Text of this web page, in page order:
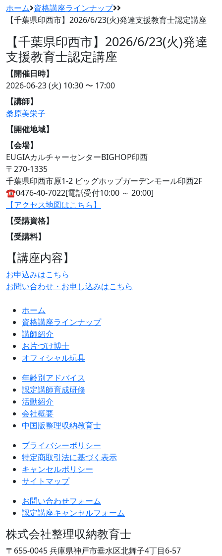
ホーム 資格講座ラインナップ
【千葉県印西市】2026/6/23(火)発達支援教育士認定講座
【千葉県印西市】2026/6/23(火)発達
支援教育士認定講座
【開催日時】
2026-06-23 (火) 10:30 〜 17:00
【講師】
桑原美栄子
【開催地域】
【会場】
EUGIAカルチャーセンターBIGHOP印西
〒270-1335
千葉県印西市原1-2 ビッグホップガーデンモール印西2F
☎︎0476-40-7022[電話受付10:00 ～ 20:00]
【アクセス地図はこちら】
【受講資格】
【受講料】
【講座内容】
お申込みはこちら
お問い合わせ・お申し込みはこちら
ホーム
資格講座ラインナップ
講師紹介
お片づけ博士
オフィシャル玩具
年齢別アドバイス
認定講師育成研修
活動紹介
会社概要
中国版整理収納教育士
プライバシーポリシー
特定商取引法に基づく表示
キャンセルポリシー
サイトマップ
お問い合わせフォーム
認定講座キャンセルフォーム
株式会社整理収納教育士
〒655-0045 兵庫県神戸市垂水区北舞子4丁目6-57